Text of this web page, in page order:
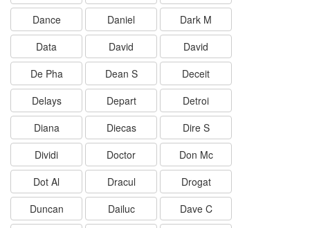
Dance
Daniel
Dark M
Data
David
David
De Pha
Dean S
Deceit
Delays
Depart
Detroi
Diana
Diecas
Dire S
Dividi
Doctor
Don Mc
Dot Al
Dracul
Drogat
Duncan
Dailuc
Dave C